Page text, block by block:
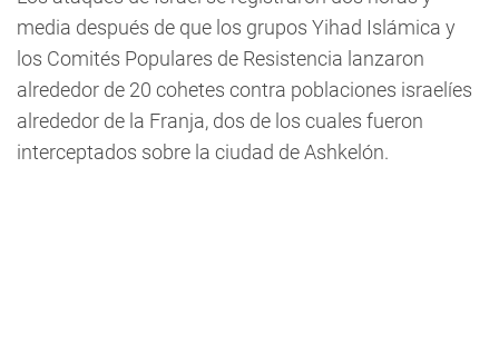
media después de que los grupos Yihad Islámica y
los Comités Populares de Resistencia lanzaron
alrededor de 20 cohetes contra poblaciones israelíes
alrededor de la Franja, dos de los cuales fueron
interceptados sobre la ciudad de Ashkelón.